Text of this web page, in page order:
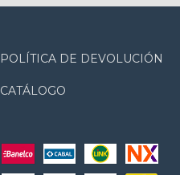
POLÍTICA DE DEVOLUCIÓN
CATÁLOGO